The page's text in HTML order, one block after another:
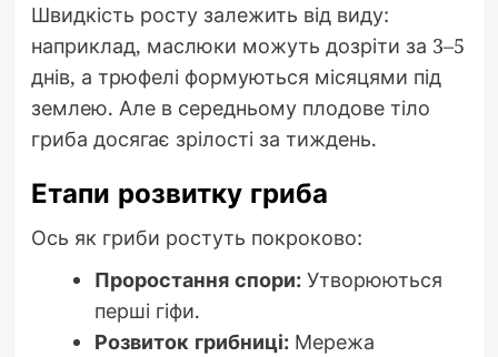
Швидкість росту залежить від виду:
наприклад, маслюки можуть дозріти за 3–5
днів, а трюфелі формуються місяцями під
землею. Але в середньому плодове тіло
гриба досягає зрілості за тиждень.
Етапи розвитку гриба
Ось як гриби ростуть покроково:
Проростання спори:Утворюються
перші гіфи.
Розвиток грибниці:Мережа